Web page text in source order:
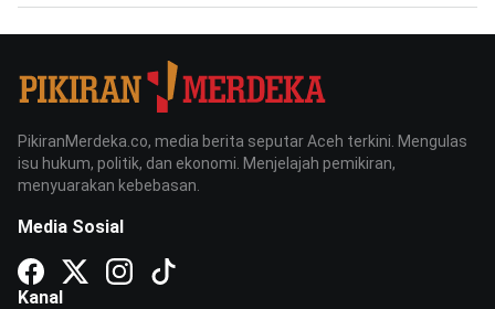
PikiranMerdeka.co, media berita seputar Aceh terkini. Mengulas
isu hukum, politik, dan ekonomi. Menjelajah pemikiran,
menyuarakan kebebasan.
Media Sosial
Kanal